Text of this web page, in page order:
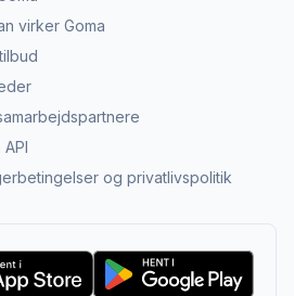
virker Goma
API
og privatlivspolitik